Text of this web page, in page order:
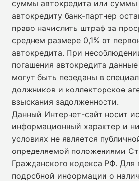
суммы автокредита или суммы
автокредиту банк-партнер
право начислить штраф за
среднем размере 0,1% от
автокредита. При
погашения автокредита
могут быть переданы в
должников и коллекторское
взыскания задолженности.
Данный Интернет-сайт носит
информационный характер и
условиях не является
определяемой положениями
Гражданского кодекса РФ. Для
подробной информации о